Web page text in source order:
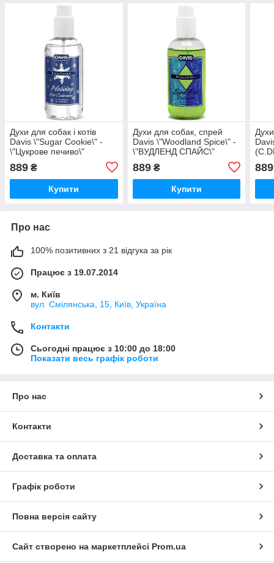
Духи для собак і котів
Davis \"Sugar Cookie\" -
\"Цукрове печиво\"
889 ₴
Купити
Духи для собак, спрей
Davis \"Woodland Spice\" -
\"ВУДЛЕНД СПАЙС\"
889₴
Купити
889
Про нас
100% позитивних з 21 відгука за рік
Працює з 19.07.2014
м. Київ
вул. Смілянська, 15, Київ, Україна
Контакти
Сьогодні працює з 10:00 до 18:00
Показати весь графік роботи
Про нас
Контакти
Доставка та оплата
Графік роботи
Повна версія сайту
Сайт створено на маркетплейсі Prom.ua